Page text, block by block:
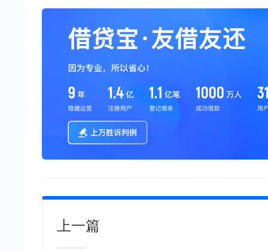
上一篇